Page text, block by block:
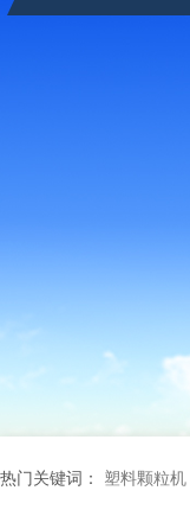
热门关键词： 塑料颗粒机